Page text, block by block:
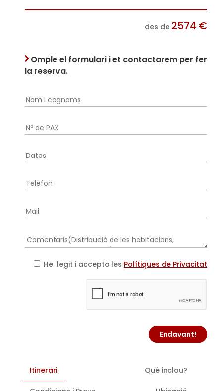
des de 2574 €
Omple el formulari i et contactarem per fer
la reserva.
He llegit i accepto les Polítiques de Privacitat
Endavant!
Itinerari Què inclou?